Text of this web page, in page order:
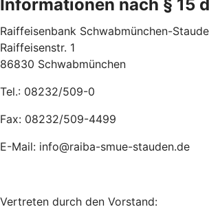
Informationen nach § 15
Raiffeisenbank Schwabmünchen-
Raiffeisenstr. 1
86830 Schwabmünchen
Tel.: 08232/509-0
Fax: 08232/509-4499
E-Mail: info@raiba-smue-stauden.de
Vertreten durch den Vorstand: